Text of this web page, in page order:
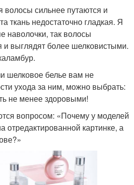
волосы сильнее путаются и
ткань недостаточно гладкая. Я
наволочки, так волосы
и выглядят более шелковистыми.
шелковое белье вам не
ухода за ним, можно выбрать:
не менее здоровыми!
вопросом: «Почему у моделей
отредактированной картинке, а